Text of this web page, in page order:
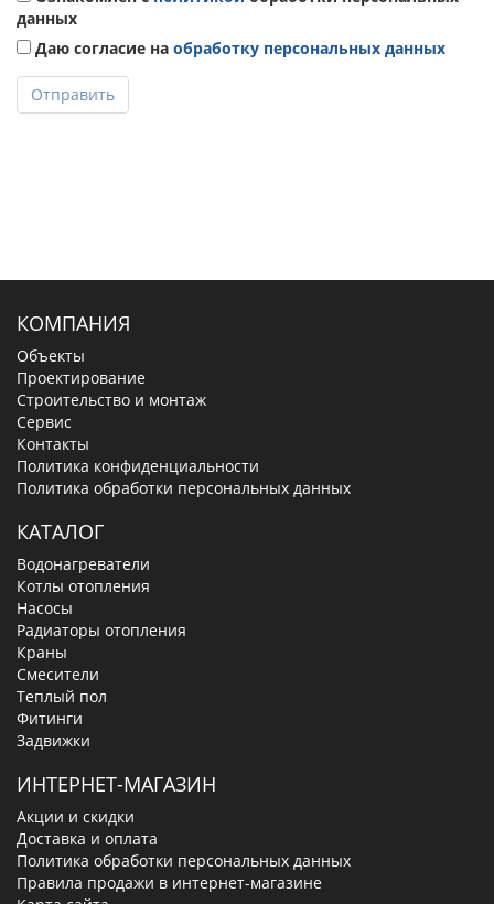
данных
Даю согласие на обработку персональных данных
Отправить
КОМПАНИЯ
Объекты
Проектирование
Строительство и монтаж
Сервис
Контакты
Политика конфиденциальности
Политика обработки персональных данных
КАТАЛОГ
Водонагреватели
Котлы отопления
Насосы
Радиаторы отопления
Краны
Смесители
Теплый пол
Фитинги
Задвижки
ИНТЕРНЕТ-МАГАЗИН
Акции и скидки
Доставка и оплата
Политика обработки персональных данных
Правила продажи в интернет-магазине